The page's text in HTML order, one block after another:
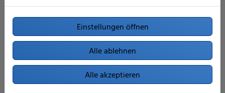
Ihre Vorteile mit Stephan
Schiermeier
Einstellungen öffnen
Alle ablehnen
Alle akzeptieren